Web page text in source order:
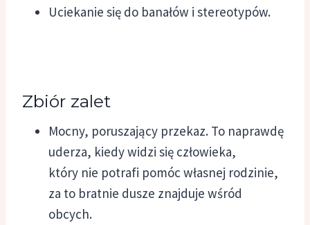
Uciekanie się do banałów i stereotypów.
Zbiór zalet
Mocny, poruszający przekaz. To naprawdę
uderza, kiedy widzi się człowieka,
który nie potrafi pomóc własnej rodzinie,
za to bratnie dusze znajduje wśród
obcych.